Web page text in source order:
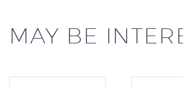
MAY BE